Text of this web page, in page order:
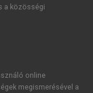
a közösségi
online
megismerésével a